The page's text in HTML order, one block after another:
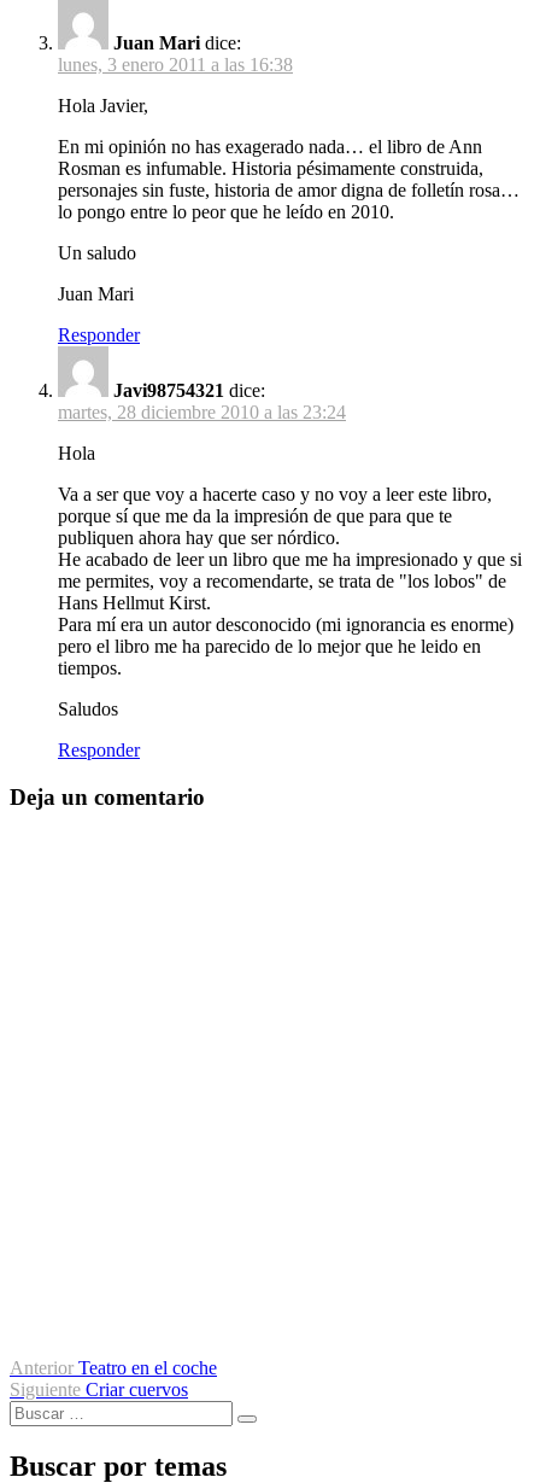
Juan Mari dice:
lunes, 3 enero 2011 a las 16:38
Hola Javier,
En mi opinión no has exagerado nada… el libro de Ann
Rosman es infumable. Historia pésimamente construida,
personajes sin fuste, historia de amor digna de folletín rosa…
lo pongo entre lo peor que he leído en 2010.
Un saludo
Juan Mari
Responder
Javi98754321 dice:
martes, 28 diciembre 2010 a las 23:24
Hola
Va a ser que voy a hacerte caso y no voy a leer este libro,
porque sí que me da la impresión de que para que te
publiquen ahora hay que ser nórdico.
He acabado de leer un libro que me ha impresionado y que si
me permites, voy a recomendarte, se trata de "los lobos" de
Hans Hellmut Kirst.
Para mí era un autor desconocido (mi ignorancia es enorme)
pero el libro me ha parecido de lo mejor que he leido en
tiempos.
Saludos
Responder
Deja un comentario
Navegación
de
entradas
Anterior Entrada
anterior:
Teatro en el coche
Siguiente Entrada
Criar cuervos
Buscar
por:
Buscar
Buscar por temas